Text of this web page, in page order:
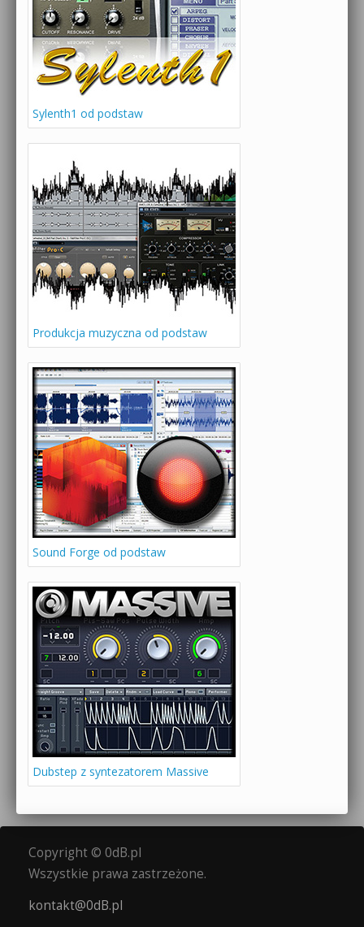
Sylenth1 od podstaw
Produkcja muzyczna od podstaw
Sound Forge od podstaw
Dubstep z syntezatorem Massive
Copyright © 0dB.pl
Wszystkie prawa zastrzeżone.
kontakt@0dB.pl